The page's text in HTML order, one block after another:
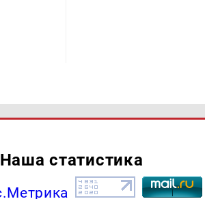
Наша статистика